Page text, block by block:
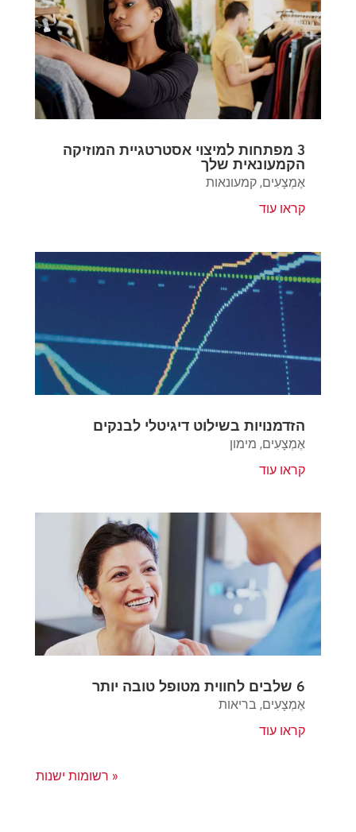
3 מפתחות למיצוי אסטרטגיית המוזיקה
הקמעונאית שלך
אֶמְצָעִים, קמעונאות
קראו עוד
הזדמנויות בשילוט דיגיטלי לבנקים
אֶמְצָעִים, מימון
קראו עוד
6 שלבים לחווית מטופל טובה יותר
אֶמְצָעִים, בריאות
קראו עוד
« רשומות ישנות